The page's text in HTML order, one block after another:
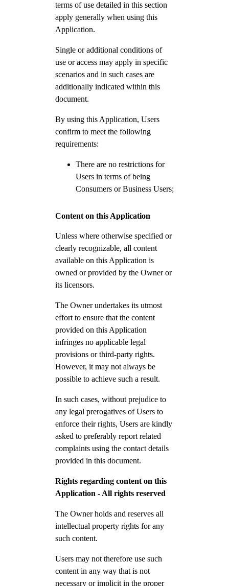
terms of use detailed in this section
apply generally when using this
Application.
Single or additional conditions of
use or access may apply in specific
scenarios and in such cases are
additionally indicated within this
document.
By using this Application, Users
confirm to meet the following
requirements:
There are no restrictions for
Users in terms of being
Consumers or Business Users;
Content on this Application
Unless where otherwise specified or
clearly recognizable, all content
available on this Application is
owned or provided by the Owner or
its licensors.
The Owner undertakes its utmost
effort to ensure that the content
provided on this Application
infringes no applicable legal
provisions or third-party rights.
However, it may not always be
possible to achieve such a result.
In such cases, without prejudice to
any legal prerogatives of Users to
enforce their rights, Users are kindly
asked to preferably report related
complaints using the contact details
provided in this document.
Rights regarding content on this
Application - All rights reserved
The Owner holds and reserves all
intellectual property rights for any
such content.
Users may not therefore use such
content in any way that is not
necessary or implicit in the proper